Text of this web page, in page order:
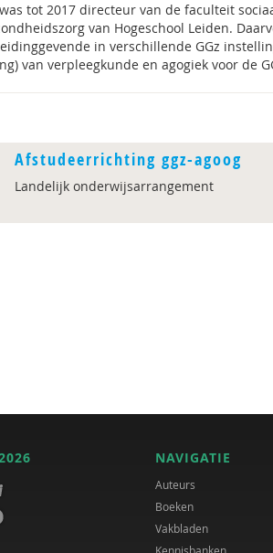
tot 2017 directeur van de faculteit
van Hogeschool Leiden.
in verschillende GGz
van verpleegkunde en agogiek voor de
Afstudeerrichting ggz-agoog
Landelijk onderwijsarrangement
NAVIGATIE
Auteurs
Boeken
Vakbladen